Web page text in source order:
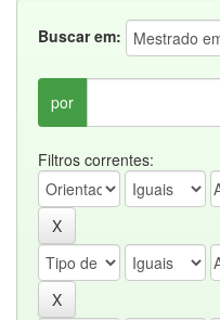
Buscar em:
por
Filtros correntes: